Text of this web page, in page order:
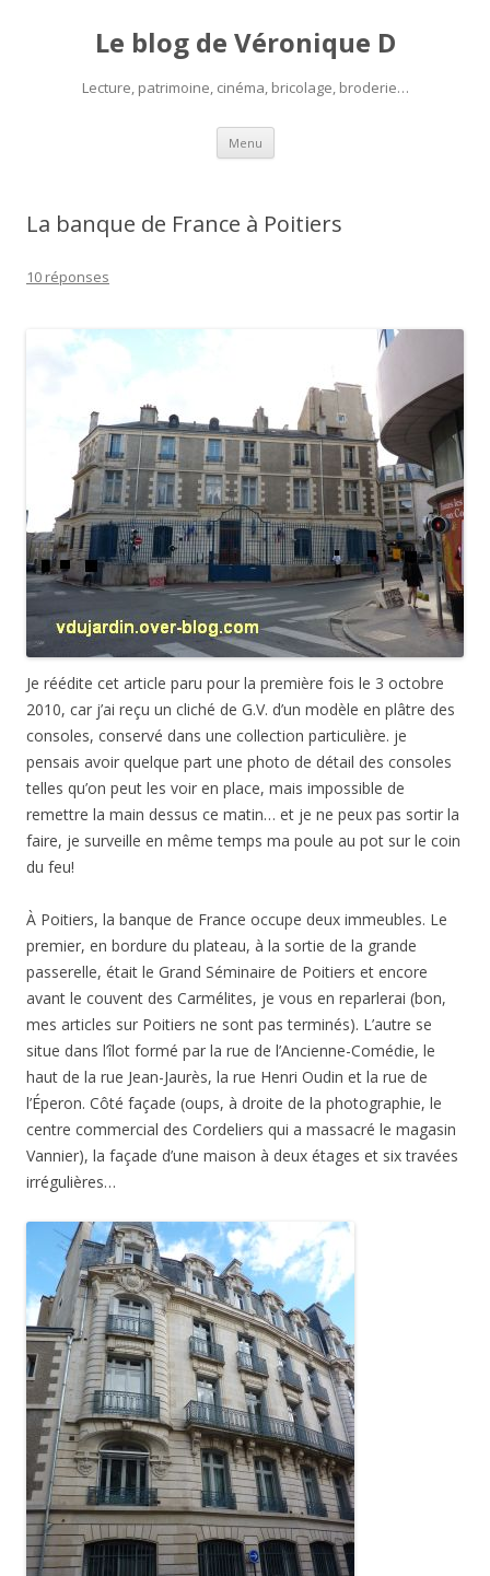
Le blog de Véronique D
Lecture, patrimoine, cinéma, bricolage, broderie…
Menu Aller
contenu
La banque de France à Poitiers
10 réponses
Je réédite cet article paru pour la première fois le 3 octobre
2010, car j’ai reçu un cliché de G.V. d’un modèle en plâtre des
consoles, conservé dans une collection particulière. je
pensais avoir quelque part une photo de détail des consoles
telles qu’on peut les voir en place, mais impossible de
remettre la main dessus ce matin… et je ne peux pas sortir la
faire, je surveille en même temps ma poule au pot sur le coin
du feu!
À Poitiers, la banque de France occupe deux immeubles. Le
premier, en bordure du plateau, à la sortie de la grande
passerelle, était le Grand Séminaire de Poitiers et encore
avant le couvent des Carmélites, je vous en reparlerai (bon,
mes articles sur Poitiers ne sont pas terminés). L’autre se
situe dans l’îlot formé par la rue de l’Ancienne-Comédie, le
haut de la rue Jean-Jaurès, la rue Henri Oudin et la rue de
l’Éperon. Côté façade (oups, à droite de la photographie, le
centre commercial des Cordeliers qui a massacré le magasin
Vannier), la façade d’une maison à deux étages et six travées
irrégulières…